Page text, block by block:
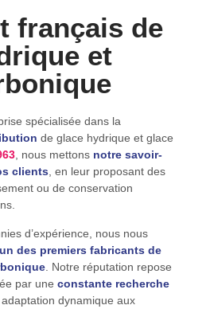
français de
et
spécialisée dans la
de glace hydrique et glace
, nous mettons notre savoir-
clients, en leur proposant des
ou de conservation
d’expérience, nous nous
des premiers fabricants de
. Notre réputation repose
par une constante recherche
dynamique aux